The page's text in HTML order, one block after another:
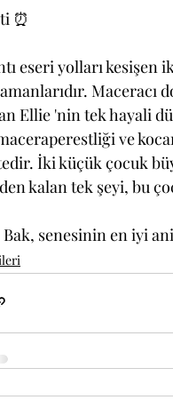
⏰
eseri yolları
Maceracı
Ellie 'nin tek hayali
ve
İki küçük çocuk
kalan tek şeyi, bu
Bak, senesinin en iyi